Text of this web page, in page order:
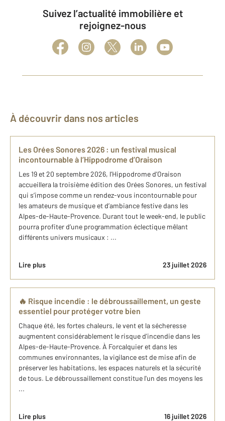
Suivez l’actualité immobilière et
rejoignez-nous
À découvrir dans nos articles
Les Orées Sonores 2026 : un festival musical
incontournable à l’Hippodrome d’Oraison
Les 19 et 20 septembre 2026, l’Hippodrome d’Oraison
accueillera la troisième édition des Orées Sonores, un festival
qui s’impose comme un rendez-vous incontournable pour
les amateurs de musique et d’ambiance festive dans les
Alpes-de-Haute-Provence. Durant tout le week-end, le public
pourra profiter d’une programmation éclectique mêlant
différents univers musicaux : ...
Lire plus 23 juillet 2026
🔥 Risque incendie : le débroussaillement, un geste
essentiel pour protéger votre bien
Chaque été, les fortes chaleurs, le vent et la sécheresse
augmentent considérablement le risque d'incendie dans les
Alpes-de-Haute-Provence. À Forcalquier et dans les
communes environnantes, la vigilance est de mise afin de
préserver les habitations, les espaces naturels et la sécurité
de tous. Le débroussaillement constitue l'un des moyens les
...
Lire plus 16 juillet 2026